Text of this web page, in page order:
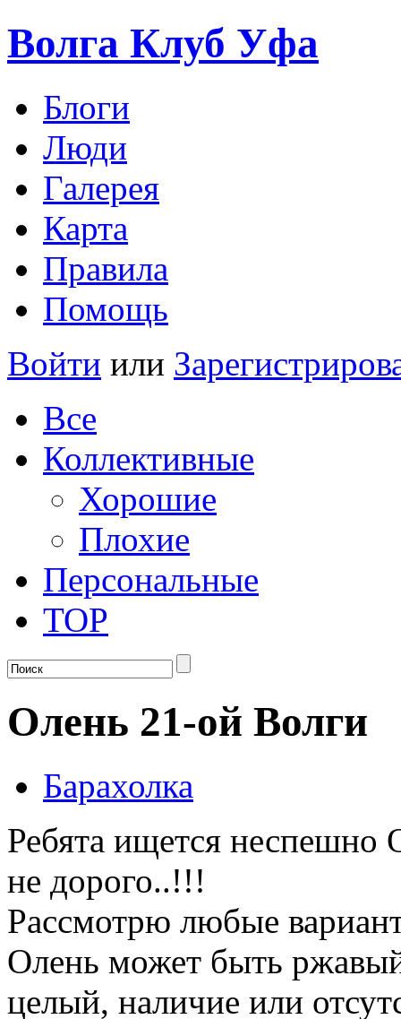
Волга Клуб Уфа
Блоги
Люди
Галерея
Карта
Правила
Помощь
Войти или
Все
Коллективные
Хорошие
Плохие
Персональные
TOP
Олень 21-ой Волги
Барахолка
Ребята ищется неспешно
не дорого..!!!
Рассмотрю любые
Олень может быть
целый, наличие или